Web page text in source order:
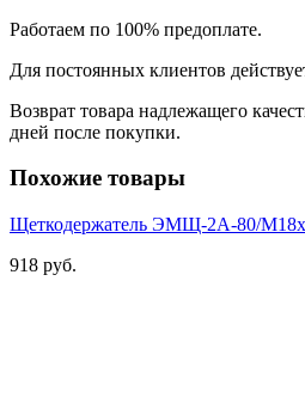
Работаем по 100% предоплате.
Для постоянных клиентов
Возврат товара надлежащего
дней после покупки.
Похожие товары
Щеткодержатель ЭМЩ-2А-80/
918 руб.